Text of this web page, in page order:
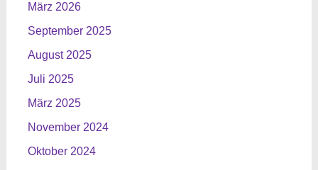
März 2026
September 2025
August 2025
Juli 2025
März 2025
November 2024
Oktober 2024